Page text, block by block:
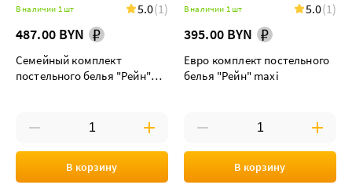
В наличии 1 шт 5.0(1)
487.00 BYN
Семейный комплект
постельного белья "Рейн"
В корзину
В наличии 1 шт 5.0(1)
395.00 BYN
Евро комплект постельного
белья "Рейн" maxi
В корзину